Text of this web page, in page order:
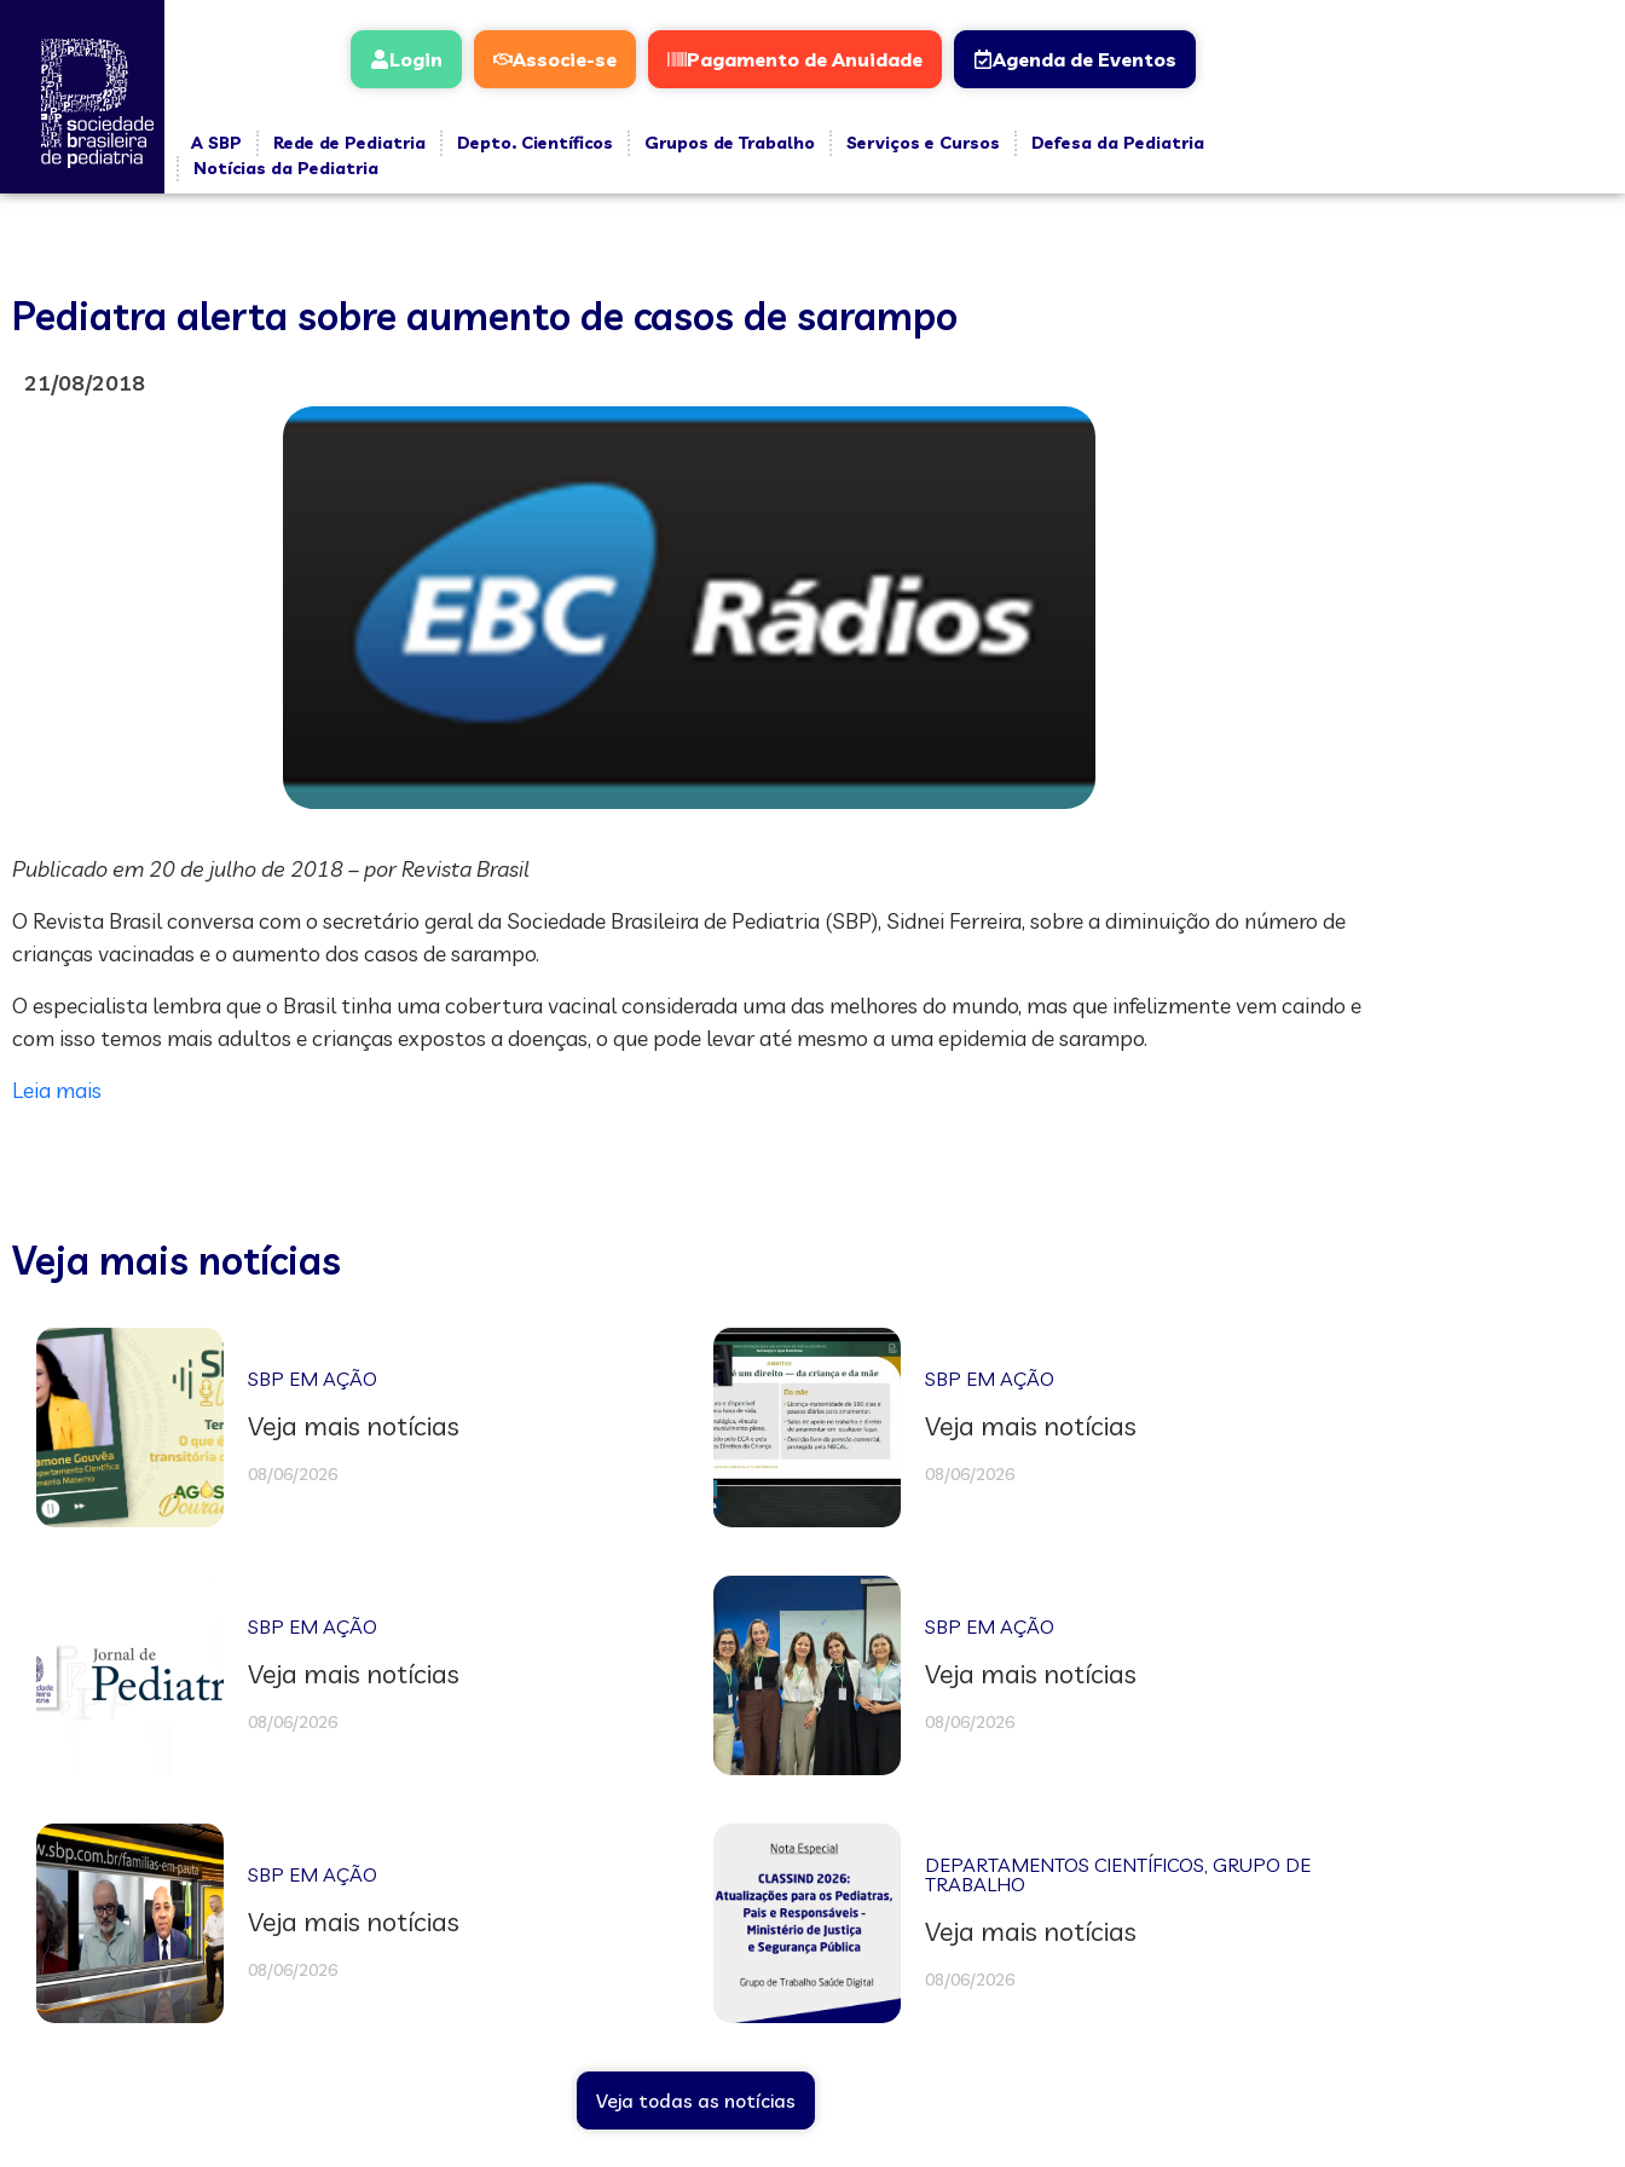
Login Associe-se Pagamento de Anuidade Agenda de Eventos
A SBP Rede de Pediatria Depto. Científicos Grupos de Trabalho Serviços e Cursos
Defesa da Pediatria
Notícias da Pediatria
Pediatra alerta sobre aumento de casos de sarampo
21/08/2018
Publicado em 20 de julho de 2018 – por Revista Brasil
O Revista Brasil conversa com o secretário geral da Sociedade Brasileira de Pediatria (SBP), Sidnei Ferreira, sobre a diminuição do número de
crianças vacinadas e o aumento dos casos de sarampo.
O especialista lembra que o Brasil tinha uma cobertura vacinal considerada uma das melhores do mundo, mas que infelizmente vem caindo e
com isso temos mais adultos e crianças expostos a doenças, o que pode levar até mesmo a uma epidemia de sarampo.
Leia mais
Veja mais notícias
SBP EM AÇÃO
Veja mais notícias
08/06/2026
SBP EM AÇÃO
Veja mais notícias
08/06/2026
SBP EM AÇÃO
Veja mais notícias
08/06/2026
SBP EM AÇÃO
Veja mais notícias
08/06/2026
SBP EM AÇÃO
Veja mais notícias
08/06/2026
DEPARTAMENTOS CIENTÍFICOS ,GRUPO DE
TRABALHO
Veja mais notícias
08/06/2026
Veja todas as notícias